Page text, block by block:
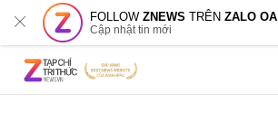
FOLLOWZNEWS TRÊNZALO OA
Cập nhật tin mới